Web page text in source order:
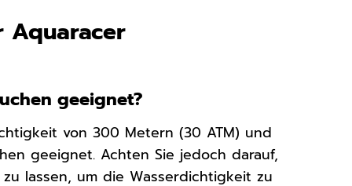
Aquaracer
geeignet?
von 300 Metern (30 ATM) und
geeignet. Achten Sie jedoch darauf,
lassen, um die Wasserdichtigkeit zu